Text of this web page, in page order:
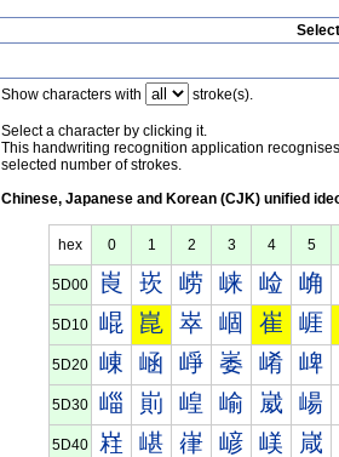
Show characters with stroke(s).
Select a character by clicking it.
This handwriting recognition application
selected number of strokes.
Chinese, Japanese and Korean (CJK) unified
hex 0 1 2 3 4 5
5D00 崀 崁 崂 崃 崄 崅
5D10 崐 崑 崒 崓 崔 崕
5D20 崠 崡 崢 崣 崤 崥
5D30 崰 崱 崲 崳 崴 崵
5D40 嵀 嵁 嵂 嵃 嵄 嵅